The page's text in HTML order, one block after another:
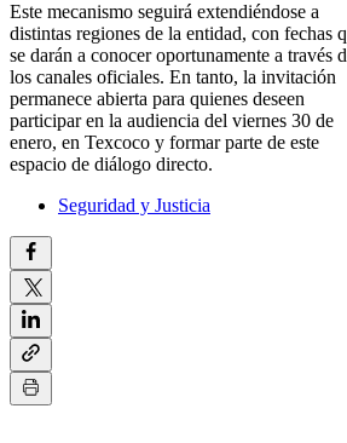
Este mecanismo seguirá extendiéndose a
distintas regiones de la entidad, con fechas
se darán a conocer oportunamente a través
los canales oficiales. En tanto, la invitación
permanece abierta para quienes deseen
participar en la audiencia del viernes 30 de
enero, en Texcoco y formar parte de este
espacio de diálogo directo.
Seguridad y Justicia